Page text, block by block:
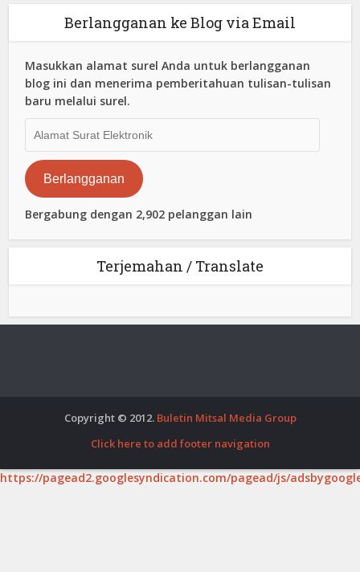
Berlangganan ke Blog via Email
Masukkan alamat surel Anda untuk berlangganan
blog ini dan menerima pemberitahuan tulisan-tulisan
baru melalui surel.
Surat
Elektronik
Berlangganan
Bergabung dengan 2,902 pelanggan lain
Terjemahan / Translate
Copyright © 2012. Buletin Mitsal Media Group
Click here to add footer navigation
https://pagead2.googlesyndication.com/pagead/js/